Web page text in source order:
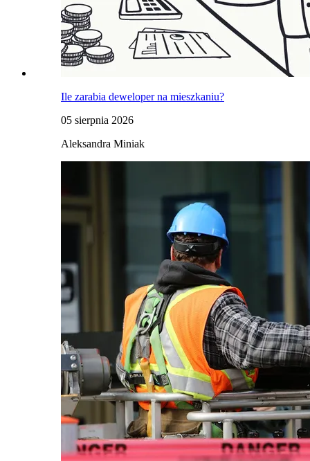
Ile zarabia deweloper na mieszkaniu?
05 sierpnia 2026
Aleksandra Miniak